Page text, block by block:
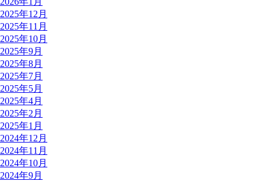
2025年12月
2025年11月
2025年10月
2025年9月
2025年8月
2025年7月
2025年5月
2025年4月
2025年2月
2025年1月
2024年12月
2024年11月
2024年10月
2024年9月